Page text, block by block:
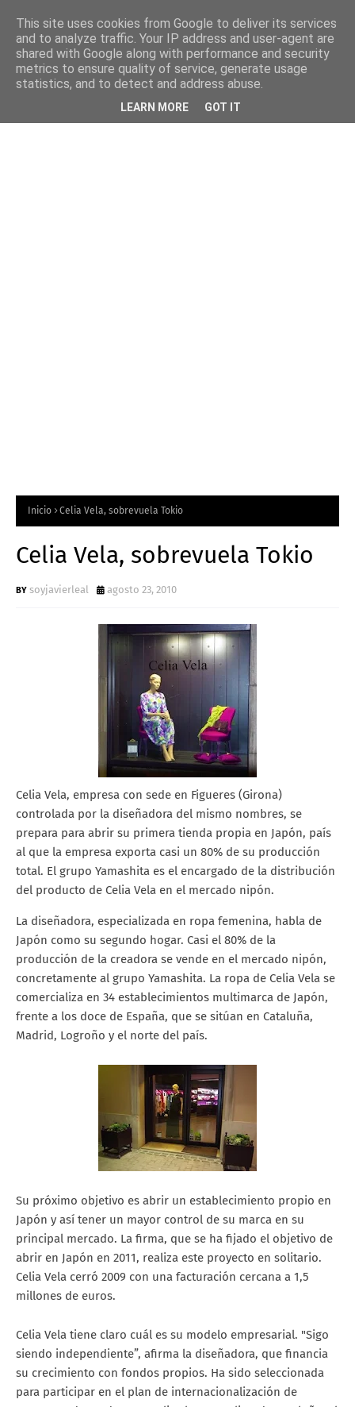
Inicio Celia Vela, sobrevuela Tokio
Celia Vela, sobrevuela Tokio
soyjavierleal agosto 23, 2010
Celia Vela, empresa con sede en Figueres (Girona)
controlada por la diseñadora del mismo nombres, se
prepara para abrir su primera tienda propia en Japón, país
al que la empresa exporta casi un 80% de su producción
total. El grupo Yamashita es el encargado de la distribución
del producto de Celia Vela en el mercado nipón.
La diseñadora, especializada en ropa femenina, habla de
Japón como su segundo hogar. Casi el 80% de la
producción de la creadora se vende en el mercado nipón,
concretamente al grupo Yamashita. La ropa de Celia Vela se
comercializa en 34 establecimientos multimarca de Japón,
frente a los doce de España, que se sitúan en Cataluña,
Madrid, Logroño y el norte del país.
Su próximo objetivo es abrir un establecimiento propio en
Japón y así tener un mayor control de su marca en su
principal mercado. La firma, que se ha fijado el objetivo de
abrir en Japón en 2011, realiza este proyecto en solitario.
Celia Vela cerró 2009 con una facturación cercana a 1,5
millones de euros.
Celia Vela tiene claro cuál es su modelo empresarial. "Sigo
siendo independiente”, afirma la diseñadora, que financia
su crecimiento con fondos propios. Ha sido seleccionada
para participar en el plan de internacionalización de
This site uses cookies from Google to deliver its services
and to analyze traffic. Your IP address and user-agent are
shared with Google along with performance and security
metrics to ensure quality of service, generate usage
statistics, and to detect and address abuse.
LEARN MORE GOT IT